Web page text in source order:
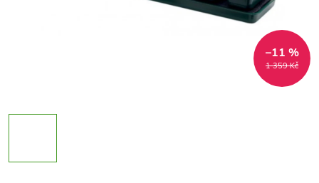
1 359 Kč
–11 %